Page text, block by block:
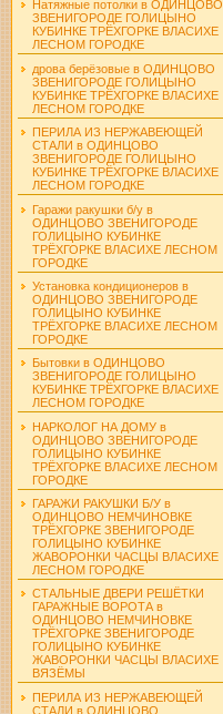
Натяжные потолки в ОДИНЦОВО
ЗВЕНИГОРОДЕ ГОЛИЦЫНО
КУБИНКЕ ТРЁХГОРКЕ ВЛАСИХЕ
ЛЕСНОМ ГОРОДКЕ
дрова берёзовые в ОДИНЦОВО
ЗВЕНИГОРОДЕ ГОЛИЦЫНО
КУБИНКЕ ТРЁХГОРКЕ ВЛАСИХЕ
ЛЕСНОМ ГОРОДКЕ
ПЕРИЛА ИЗ НЕРЖАВЕЮЩЕЙ
СТАЛИ в ОДИНЦОВО
ЗВЕНИГОРОДЕ ГОЛИЦЫНО
КУБИНКЕ ТРЁХГОРКЕ ВЛАСИХЕ
ЛЕСНОМ ГОРОДКЕ
Гаражи ракушки б/у в
ОДИНЦОВО ЗВЕНИГОРОДЕ
ГОЛИЦЫНО КУБИНКЕ
ТРЁХГОРКЕ ВЛАСИХЕ ЛЕСНОМ
ГОРОДКЕ
Установка кондиционеров в
ОДИНЦОВО ЗВЕНИГОРОДЕ
ГОЛИЦЫНО КУБИНКЕ
ТРЁХГОРКЕ ВЛАСИХЕ ЛЕСНОМ
ГОРОДКЕ
Бытовки в ОДИНЦОВО
ЗВЕНИГОРОДЕ ГОЛИЦЫНО
КУБИНКЕ ТРЁХГОРКЕ ВЛАСИХЕ
ЛЕСНОМ ГОРОДКЕ
НАРКОЛОГ НА ДОМУ в
ОДИНЦОВО ЗВЕНИГОРОДЕ
ГОЛИЦЫНО КУБИНКЕ
ТРЁХГОРКЕ ВЛАСИХЕ ЛЕСНОМ
ГОРОДКЕ
ГАРАЖИ РАКУШКИ Б/У в
ОДИНЦОВО НЕМЧИНОВКЕ
ТРЁХГОРКЕ ЗВЕНИГОРОДЕ
ГОЛИЦЫНО КУБИНКЕ
ЖАВОРОНКИ ЧАСЦЫ ВЛАСИХЕ
ЛЕСНОМ ГОРОДКЕ
СТАЛЬНЫЕ ДВЕРИ РЕШЁТКИ
ГАРАЖНЫЕ ВОРОТА в
ОДИНЦОВО НЕМЧИНОВКЕ
ТРЁХГОРКЕ ЗВЕНИГОРОДЕ
ГОЛИЦЫНО КУБИНКЕ
ЖАВОРОНКИ ЧАСЦЫ ВЛАСИХЕ
ВЯЗЁМЫ
ПЕРИЛА ИЗ НЕРЖАВЕЮЩЕЙ
СТАЛИ в ОДИНЦОВО